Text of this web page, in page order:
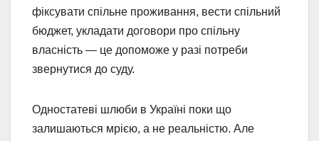
фіксувати спільне проживання, вести спільний
бюджет, укладати договори про спільну
власність — це допоможе у разі потреби
звернутися до суду.
Одностатеві шлюби в Україні поки що
залишаються мрією, а не реальністю. Але